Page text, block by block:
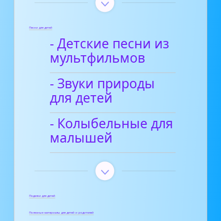
Песни для детей
- Детские песни из
мультфильмов
- Звуки природы
для детей
- Колыбельные для
малышей
Поделки для детей
Полезные материалы для детей и родителей